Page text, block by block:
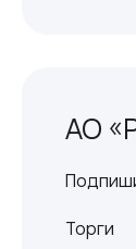
АО
Торги